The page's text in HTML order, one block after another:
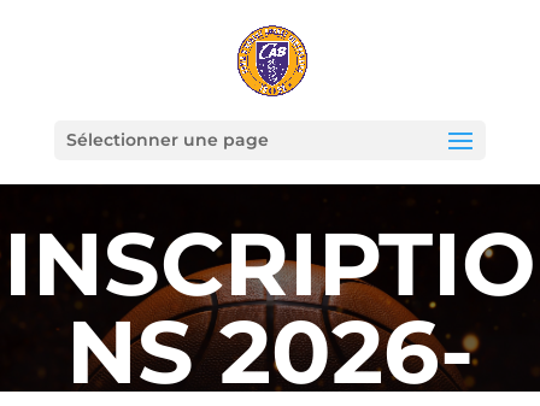
Sélectionner une page
INSCRIPTIO
NS 2026-